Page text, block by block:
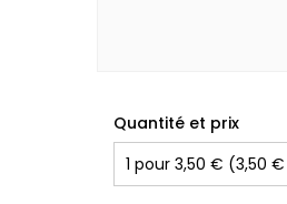
Quantité et prix